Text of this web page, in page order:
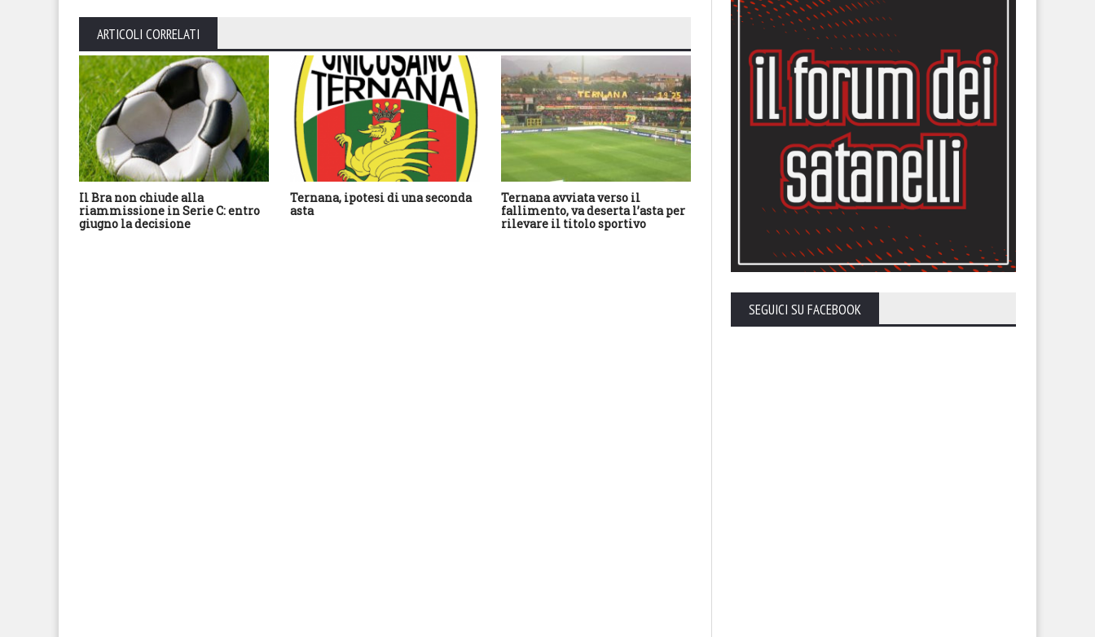
ARTICOLI CORRELATI
Il Bra non chiude alla
riammissione in Serie C: entro
giugno la decisione
Ternana, ipotesi di una seconda
asta
Ternana avviata verso il
fallimento, va deserta l’asta per
rilevare il titolo sportivo
Antonini: “Penalizzazione non
ha di che esistere. Nostra
salvezza i punti che devono
restituirci”
Trapani, evitata l’esclusione
campionato: -5 in classifica
SEGUICI SU FACEBOOK